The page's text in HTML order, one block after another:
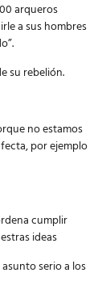
arqueros
a sus hombres
su rebelión.
no estamos
por ejemplo
cumplir
ideas
serio a los